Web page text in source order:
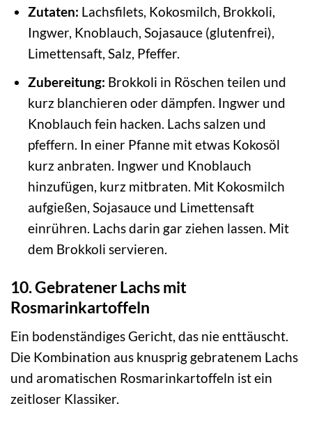
Zutaten: Lachsfilets, Kokosmilch, Brokkoli,
Ingwer, Knoblauch, Sojasauce (glutenfrei),
Limettensaft, Salz, Pfeffer.
Zubereitung: Brokkoli in Röschen teilen und
kurz blanchieren oder dämpfen. Ingwer und
Knoblauch fein hacken. Lachs salzen und
pfeffern. In einer Pfanne mit etwas Kokosöl
kurz anbraten. Ingwer und Knoblauch
hinzufügen, kurz mitbraten. Mit Kokosmilch
aufgießen, Sojasauce und Limettensaft
einrühren. Lachs darin gar ziehen lassen. Mit
dem Brokkoli servieren.
10. Gebratener Lachs mit
Rosmarinkartoffeln
Ein bodenständiges Gericht, das nie enttäuscht.
Die Kombination aus knusprig gebratenem Lachs
und aromatischen Rosmarinkartoffeln ist ein
zeitloser Klassiker.